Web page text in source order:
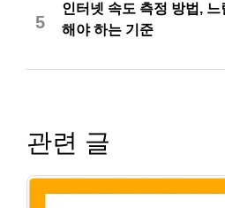
5
인터넷 속도 측정 방법, 느
해야 하는 기준
관련 글